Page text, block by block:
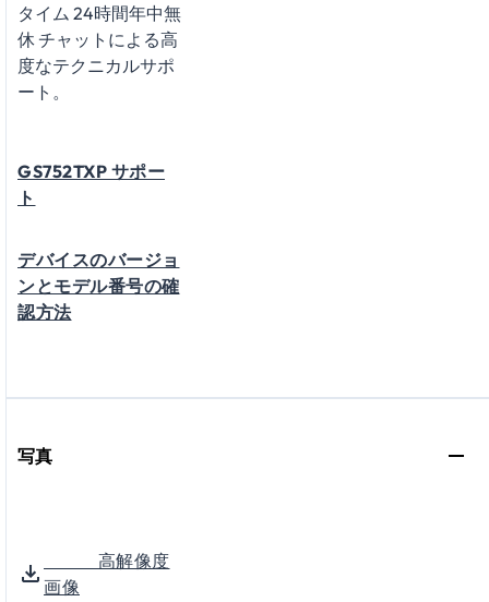
タイム 24時間年中無
休 チャットによる高
度なテクニカルサポ
ート。
GS752TXP サポー
ト
デバイスのバージョ
ンとモデル番号の確
認方法
写真
高解像度
画像